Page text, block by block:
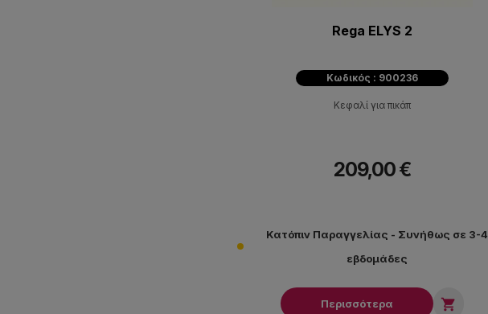
Rega ELYS 2
Κωδικός : 900236
Κεφαλί για πικάπ
209,00 €
Κατόπιν Παραγγελίας - Συνήθως σε 3-4
εβδομάδες
Περισσότερα 